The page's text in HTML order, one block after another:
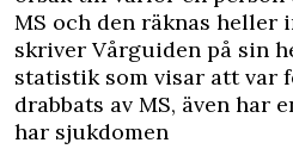
MS och den räknas heller
skriver Vårguiden på sin
statistik som visar att var
drabbats av MS, även har
har sjukdomen